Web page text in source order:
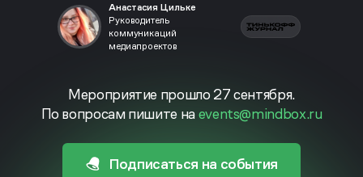
Анастасия Цильке
Руководитель
коммуникаций
медиапроектов
Мероприятие прошло 27 сентября.
По вопросам пишите наevents@mindbox.ru
Подписаться на события